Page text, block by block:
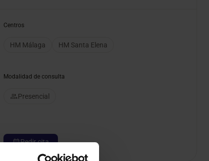
Centros
HM Málaga HM Santa Elena
Modalidad de consulta
Presencial
Pedir cita